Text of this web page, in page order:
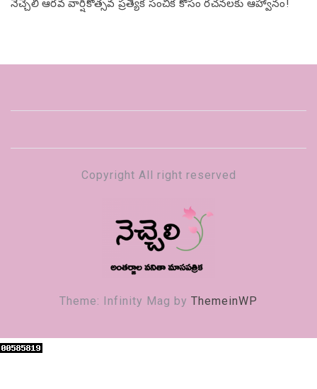
నెచ్చెలి ఆరవ వార్షికోత్సవ ప్రత్యేక సంచిక కోసం రచనలకు ఆహ్వానం!
Copyright All right reserved
Theme: Infinity Mag by ThemeinWP